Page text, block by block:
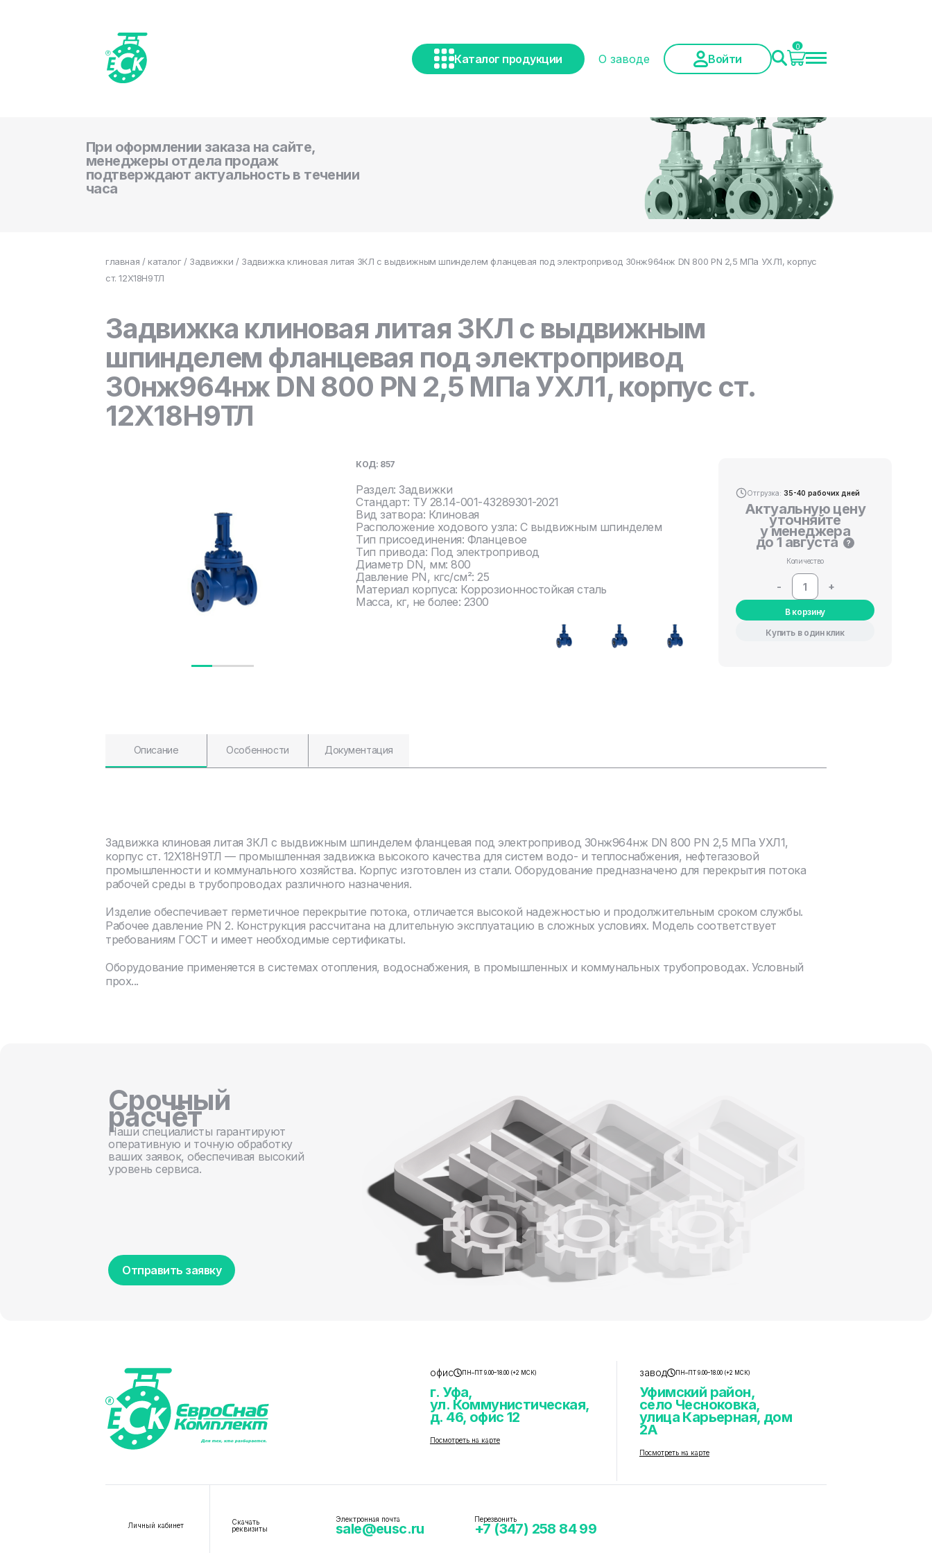
Каталог продукции О заводе Войти
0
При оформлении заказа на сайте,
менеджеры отдела продаж
подтверждают актуальность в течении
часа
главная / каталог/ Задвижки / Задвижка клиновая литая ЗКЛ с выдвижным шпинделем фланцевая под электропривод 30нж964нж DN 800 PN 2,5 МПа УХЛ1, корпус
ст. 12Х18Н9ТЛ
Задвижка клиновая литая ЗКЛ с выдвижным
шпинделем фланцевая под электропривод
30нж964нж DN 800 PN 2,5 МПа УХЛ1, корпус ст.
12Х18Н9ТЛ
КОД: 857
Раздел: Задвижки
Стандарт: ТУ 28.14-001-43289301-2021
Вид затвора: Клиновая
Расположение ходового узла: С выдвижным шпинделем
Тип присоединения: Фланцевое
Тип привода: Под электропривод
Диаметр DN, мм: 800
Давление PN, кгс/см²: 25
Материал корпуса: Коррозионностойкая сталь
Масса, кг, не более: 2300
Отгрузка: 35-40 рабочих дней
Актуальную цену
уточняйте
у менеджера
до 1 августа ?
Количество
- +
В корзину
Купить в один клик
Описание Особенности Документация
Задвижка клиновая литая ЗКЛ с выдвижным шпинделем фланцевая под электропривод 30нж964нж DN 800 PN 2,5 МПа УХЛ1,
корпус ст. 12Х18Н9ТЛ — промышленная задвижка высокого качества для систем водо- и теплоснабжения, нефтегазовой
промышленности и коммунального хозяйства. Корпус изготовлен из стали. Оборудование предназначено для перекрытия потока
рабочей среды в трубопроводах различного назначения.
Изделие обеспечивает герметичное перекрытие потока, отличается высокой надежностью и продолжительным сроком службы.
Рабочее давление PN 2. Конструкция рассчитана на длительную эксплуатацию в сложных условиях. Модель соответствует
требованиям ГОСТ и имеет необходимые сертификаты.
Оборудование применяется в системах отопления, водоснабжения, в промышленных и коммунальных трубопроводах. Условный
прох...
Срочный
расчёт
Наши специалисты гарантируют
оперативную и точную обработку
ваших заявок, обеспечивая высокий
уровень сервиса.
Отправить заявку
офис ПН–ПТ 9.00–18.00 (+2 МСК)
г. Уфа,
ул. Коммунистическая,
д. 46, офис 12
Посмотреть на карте
завод ПН–ПТ 9.00–18.00 (+2 МСК)
Уфимский район,
село Чесноковка,
улица Карьерная, дом
2А
Посмотреть на карте
Личный кабинет
Скачать
реквизиты
Электронная почта
sale@eusc.ru
Перезвонить
+7 (347) 258 84 99